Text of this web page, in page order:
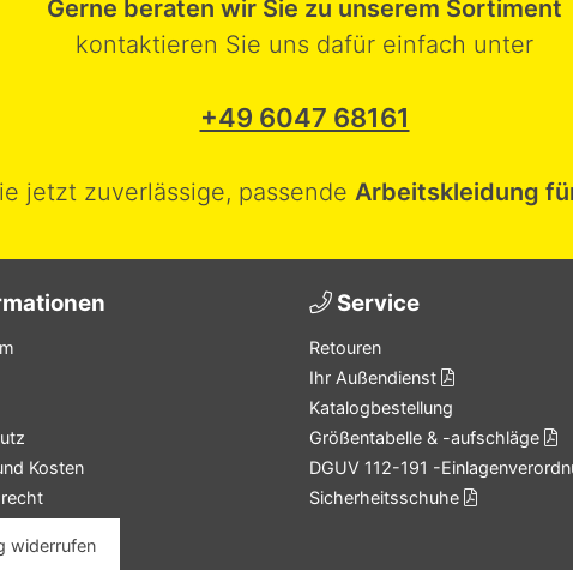
Gerne beraten wir Sie zu unserem Sortiment
kontaktieren Sie uns dafür einfach unter
+49 6047 68161
jetzt zuverlässige, passende Arbeitskleidung
Kosten
widerrufen
Service
Retouren
Ihr Außendienst
Katalogbestellung
Größentabelle & -aufschläge
DGUV 112-191 -
Sicherheitsschuhe